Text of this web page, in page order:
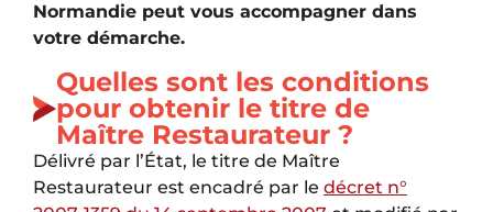
Normandie peut vous accompagner dans
votre démarche.
Quelles sont les conditions
pour obtenir le titre de
Maître Restaurateur ?
Délivré par l’État, le titre de Maître
Restaurateur est encadré par le décret n°